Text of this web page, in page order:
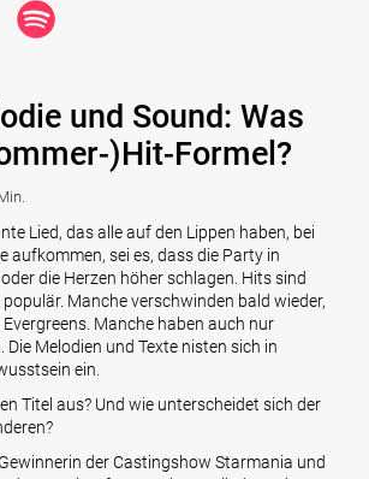
und Sound: Was
)Hit-Formel?
Lied, das alle auf den Lippen haben, bei
aufkommen, sei es, dass die Party in
die Herzen höher schlagen. Hits sind
Manche verschwinden bald wieder,
Manche haben auch nur
Die Melodien und Texte nisten sich in
ein.
Titel aus? Und wie unterscheidet sich der
der Castingshow Starmania und